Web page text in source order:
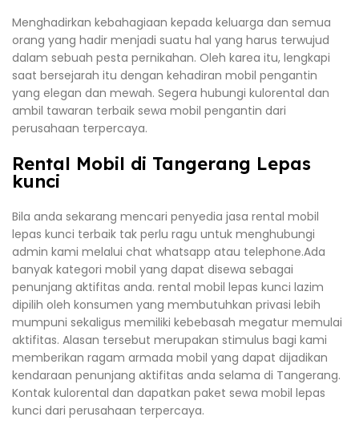
Menghadirkan kebahagiaan kepada keluarga dan semua
orang yang hadir menjadi suatu hal yang harus terwujud
dalam sebuah pesta pernikahan. Oleh karea itu, lengkapi
saat bersejarah itu dengan kehadiran mobil pengantin
yang elegan dan mewah. Segera hubungi kulorental dan
ambil tawaran terbaik sewa mobil pengantin dari
perusahaan terpercaya.
Rental Mobil di Tangerang Lepas
kunci
Bila anda sekarang mencari penyedia jasa rental mobil
lepas kunci terbaik tak perlu ragu untuk menghubungi
admin kami melalui chat whatsapp atau telephone.Ada
banyak kategori mobil yang dapat disewa sebagai
penunjang aktifitas anda. rental mobil lepas kunci lazim
dipilih oleh konsumen yang membutuhkan privasi lebih
mumpuni sekaligus memiliki kebebasah megatur memulai
aktifitas. Alasan tersebut merupakan stimulus bagi kami
memberikan ragam armada mobil yang dapat dijadikan
kendaraan penunjang aktifitas anda selama di Tangerang.
Kontak kulorental dan dapatkan paket sewa mobil lepas
kunci dari perusahaan terpercaya.